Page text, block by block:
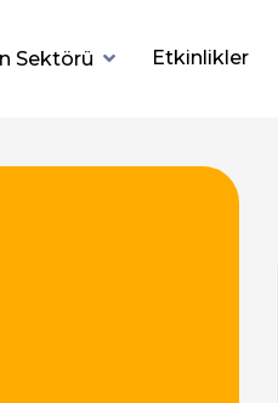
Sektörü Etkinlikler